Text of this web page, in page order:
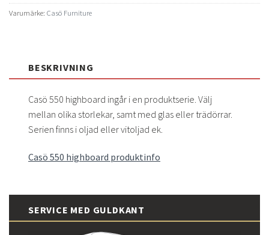
Varumärke: Casö Furniture
BESKRIVNING
Casö 550 highboard ingår i en produktserie. Välj
mellan olika storlekar, samt med glas eller trädörrar.
Serien finns i oljad eller vitoljad ek.
Casö 550 highboard produktinfo
SERVICE MED GULDKANT